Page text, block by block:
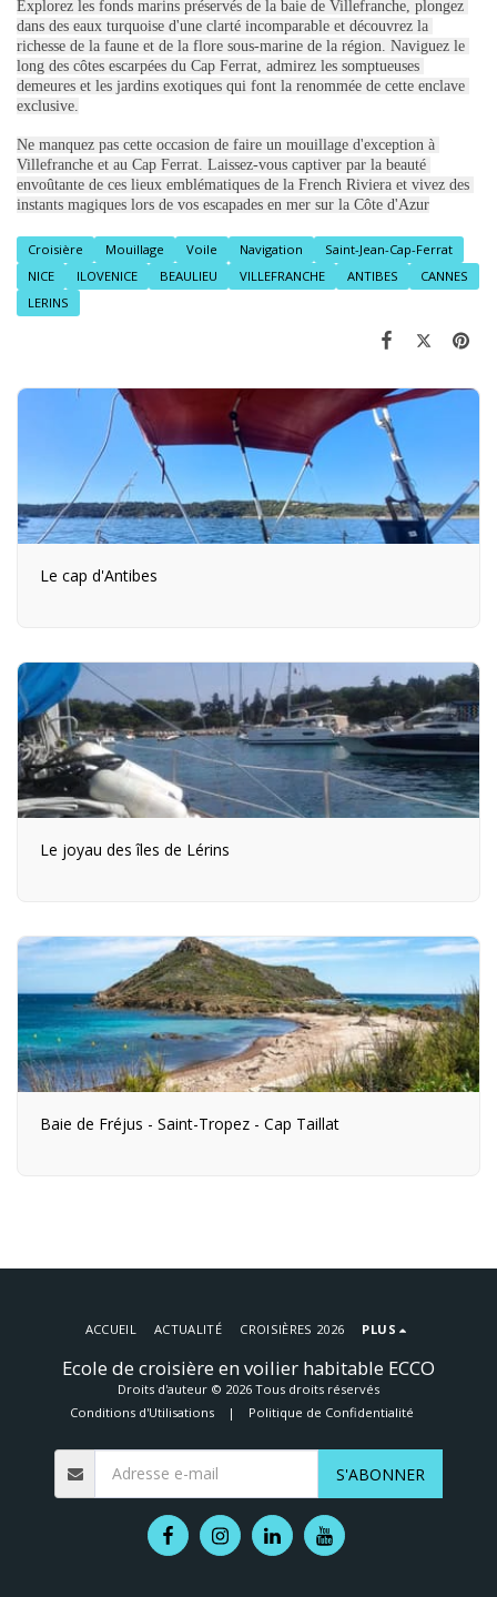
Explorez les fonds marins préservés de la baie de Villefranche, plongez
dans des eaux turquoise d'une clarté incomparable et découvrez la
richesse de la faune et de la flore sous-marine de la région. Naviguez le
long des côtes escarpées du Cap Ferrat, admirez les somptueuses
demeures et les jardins exotiques qui font la renommée de cette enclave
exclusive.
Ne manquez pas cette occasion de faire un mouillage d'exception à
Villefranche et au Cap Ferrat. Laissez-vous captiver par la beauté
envoûtante de ces lieux emblématiques de la French Riviera et vivez des
instants magiques lors de vos escapades en mer sur la Côte d'Azur
Croisière Mouillage Voile Navigation
Saint-Jean-Cap-Ferrat
NICE
ILOVENICE BEAULIEU VILLEFRANCHE ANTIBES
CANNES
LERINS
Le cap d'Antibes
Le joyau des îles de Lérins
Baie de Fréjus - Saint-Tropez - Cap Taillat
Ecole de croisière en voilier habitable ECCO
Droits d'auteur © 2026 Tous droits réservés
Conditions d'Utilisations | Politique de Confidentialité
ACCUEIL ACTUALITÉ CROISIÈRES 2026 PLUS
S'ABONNER